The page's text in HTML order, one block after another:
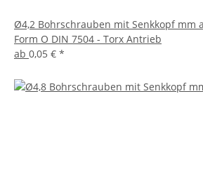
Ø4,2 Bohrschrauben mit Senkkopf mm
Form O DIN 7504 - Torx Antrieb
ab 0,05 € *